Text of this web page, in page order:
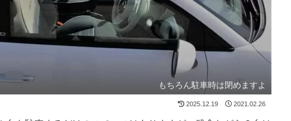
もちろん駐車時は閉めますよ
2025.12.19 2021.02.26